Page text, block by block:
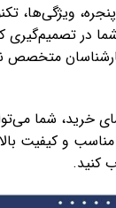
ویژگی‌ها،
در
متخصص
خرید، شما
و کیفیت بالا
کنید.